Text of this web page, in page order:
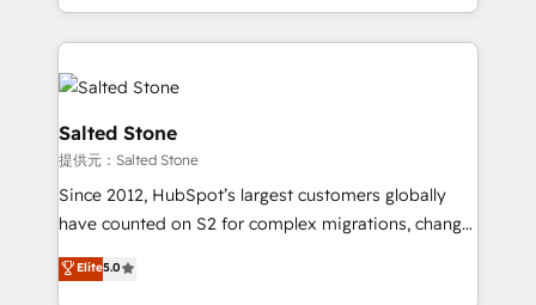
and 370+ specialists across EMEA, APAC and NAM,
we de-risk complex CRM programmes and
accelerate ROI across every HubSpot Hub. 🧭 From
multi-region migrations to AI-powered automation,
we turn complexity into clarity, human at global
scale. 🏆 HubSpot’s CEO called us “the partner of the
future.” Others agree it is proof of trust built through
measurable impact.
Salted Stone
提供元：Salted Stone
Since 2012, HubSpot’s largest customers globally
have counted on S2 for complex migrations, change
management, systems integration, and creative
solutions that deliver measurable impact and
Elite5.0